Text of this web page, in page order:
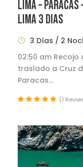
LIMA – PARACAS
LIMA 3 DIAS
3 Días / 2
02:50 am
traslado a Cruz
Paracas...
(1